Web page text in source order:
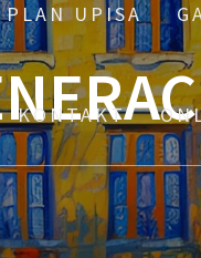
PLAN UPISA
KONTAKT